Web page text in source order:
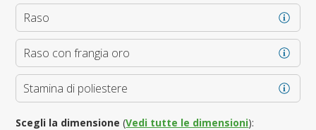
Raso
Raso con frangia oro
Stamina di poliestere
Scegli la dimensione (Vedi tutte le dimensioni):